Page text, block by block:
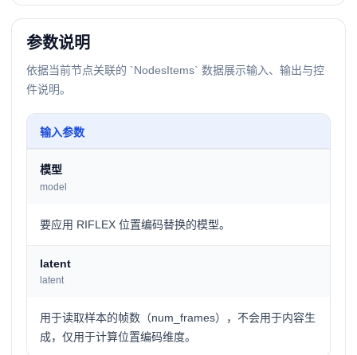
参数说明
依据当前节点关联的 `NodesItems` 数据展示输入、输出与控
件说明。
输入参数
模型
model
要应用 RIFLEX 位置编码替换的模型。
latent
latent
用于读取样本的帧数（num_frames），不会用于内容生
成，仅用于计算位置编码维度。